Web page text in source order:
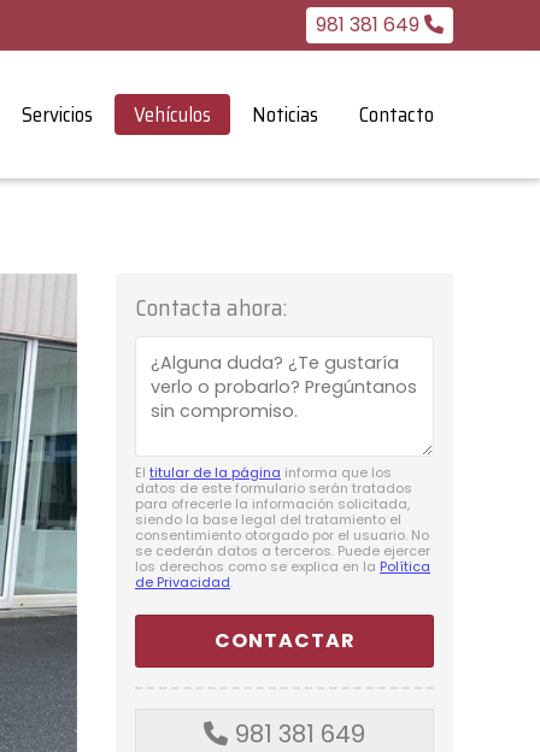
981 381 649
Servicios Vehículos Noticias Contacto
Contacta ahora:
El titular de la página informa que los
datos de este formulario serán tratados
para ofrecerle la información solicitada,
siendo la base legal del tratamiento el
consentimiento otorgado por el usuario. No
se cederán datos a terceros. Puede ejercer
los derechos como se explica en la Política
de Privacidad.
981 381 649